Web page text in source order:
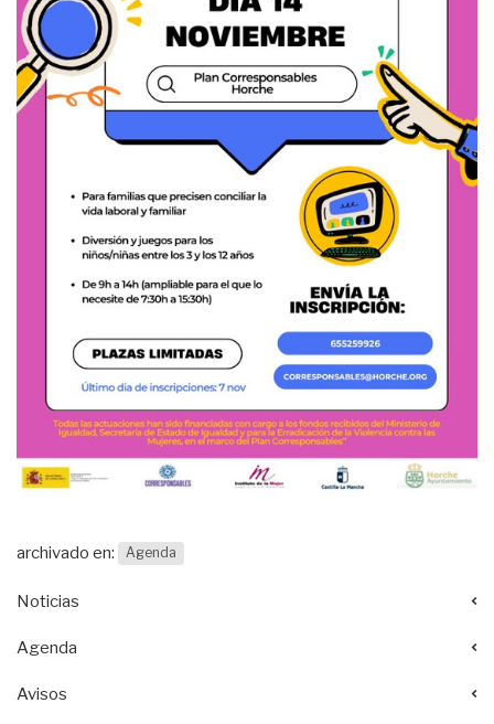
archivado en: Agenda
Noticias
Agenda
Avisos